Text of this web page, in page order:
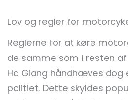
Lov og regler for
Reglerne for at køre
de samme som i resten af
Ha Giang håndhæves dog
politiet. Dette skyldes